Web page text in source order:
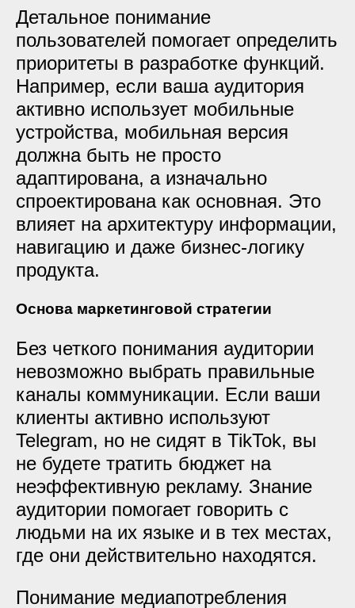
Детальное понимание
пользователей помогает определить
приоритеты в разработке функций.
Например, если ваша аудитория
активно использует мобильные
устройства, мобильная версия
должна быть не просто
адаптирована, а изначально
спроектирована как основная. Это
влияет на архитектуру информации,
навигацию и даже бизнес-логику
продукта.
Основа маркетинговой стратегии
Без четкого понимания аудитории
невозможно выбрать правильные
каналы коммуникации. Если ваши
клиенты активно используют
Telegram, но не сидят в TikTok, вы
не будете тратить бюджет на
неэффективную рекламу. Знание
аудитории помогает говорить с
людьми на их языке и в тех местах,
где они действительно находятся.
Понимание медиапотребления